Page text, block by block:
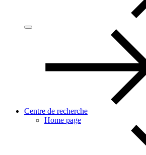
Centre de recherche
Home page